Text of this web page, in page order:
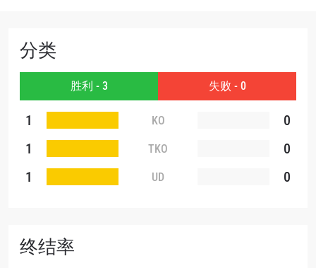
分类
胜利 - 3 失败 - 0
1 KO
0
1
TKO
0
1
UD 0
终结率
提交此表格签署弹出免责声明，即表示您同意我们
的隐私政策，我们将收集、使用和披露您的信息。
您可以随时取消订阅这些信息。